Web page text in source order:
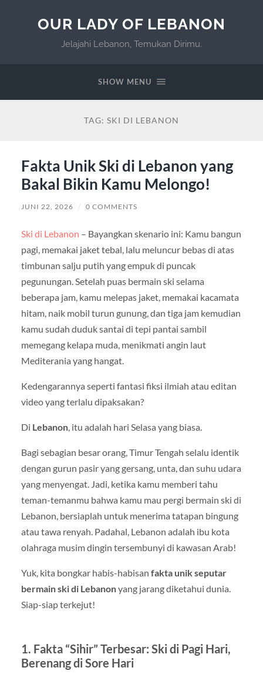
OUR LADY OF LEBANON
Jelajahi Lebanon, Temukan Dirimu.
SHOW MENU
TAG: SKI DI LEBANON
Fakta Unik Ski di Lebanon yang
Bakal Bikin Kamu Melongo!
JUNI 22, 2026 / 0 COMMENTS
Ski di Lebanon – Bayangkan skenario ini: Kamu bangun
pagi, memakai jaket tebal, lalu meluncur bebas di atas
timbunan salju putih yang empuk di puncak
pegunungan. Setelah puas bermain ski selama
beberapa jam, kamu melepas jaket, memakai kacamata
hitam, naik mobil turun gunung, dan tiga jam kemudian
kamu sudah duduk santai di tepi pantai sambil
memegang kelapa muda, menikmati angin laut
Mediterania yang hangat.
Kedengarannya seperti fantasi fiksi ilmiah atau editan
video yang terlalu dipaksakan?
Di Lebanon, itu adalah hari Selasa yang biasa.
Bagi sebagian besar orang, Timur Tengah selalu identik
dengan gurun pasir yang gersang, unta, dan suhu udara
yang menyengat. Jadi, ketika kamu memberi tahu
teman-temanmu bahwa kamu mau pergi bermain ski di
Lebanon, bersiaplah untuk menerima tatapan bingung
atau tawa renyah. Padahal, Lebanon adalah ibu kota
olahraga musim dingin tersembunyi di kawasan Arab!
Yuk, kita bongkar habis-habisan fakta unik seputar
bermain ski di Lebanonyang jarang diketahui dunia.
Siap-siap terkejut!
1. Fakta “Sihir” Terbesar: Ski di Pagi Hari,
Berenang di Sore Hari